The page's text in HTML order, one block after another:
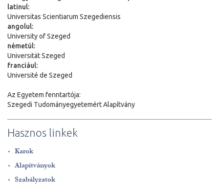
latinul:
Universitas Scientiarum Szegediensis
angolul:
University of Szeged
németül:
Universität Szeged
franciául:
Université de Szeged
Az Egyetem fenntartója:
Szegedi Tudományegyetemért Alapítvány
Hasznos linkek
Karok
Alapítványok
Szabályzatok